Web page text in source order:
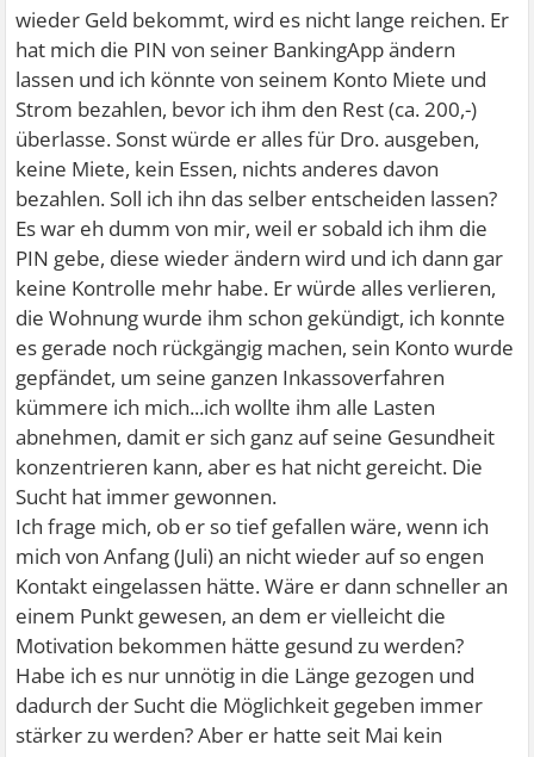
wieder Geld bekommt, wird es nicht lange reichen. Er
hat mich die PIN von seiner BankingApp ändern
lassen und ich könnte von seinem Konto Miete und
Strom bezahlen, bevor ich ihm den Rest (ca. 200,-)
überlasse. Sonst würde er alles für Dro. ausgeben,
keine Miete, kein Essen, nichts anderes davon
bezahlen. Soll ich ihn das selber entscheiden lassen?
Es war eh dumm von mir, weil er sobald ich ihm die
PIN gebe, diese wieder ändern wird und ich dann gar
keine Kontrolle mehr habe. Er würde alles verlieren,
die Wohnung wurde ihm schon gekündigt, ich konnte
es gerade noch rückgängig machen, sein Konto wurde
gepfändet, um seine ganzen Inkassoverfahren
kümmere ich mich...ich wollte ihm alle Lasten
abnehmen, damit er sich ganz auf seine Gesundheit
konzentrieren kann, aber es hat nicht gereicht. Die
Sucht hat immer gewonnen.
Ich frage mich, ob er so tief gefallen wäre, wenn ich
mich von Anfang (Juli) an nicht wieder auf so engen
Kontakt eingelassen hätte. Wäre er dann schneller an
einem Punkt gewesen, an dem er vielleicht die
Motivation bekommen hätte gesund zu werden?
Habe ich es nur unnötig in die Länge gezogen und
dadurch der Sucht die Möglichkeit gegeben immer
stärker zu werden? Aber er hatte seit Mai kein